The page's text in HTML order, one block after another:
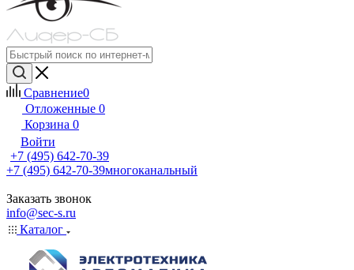
Сравнение0
Отложенные 0
Корзина 0
Войти
+7 (495) 642-70-39
+7 (495) 642-70-39многоканальный
Заказать звонок
info@sec-s.ru
Каталог